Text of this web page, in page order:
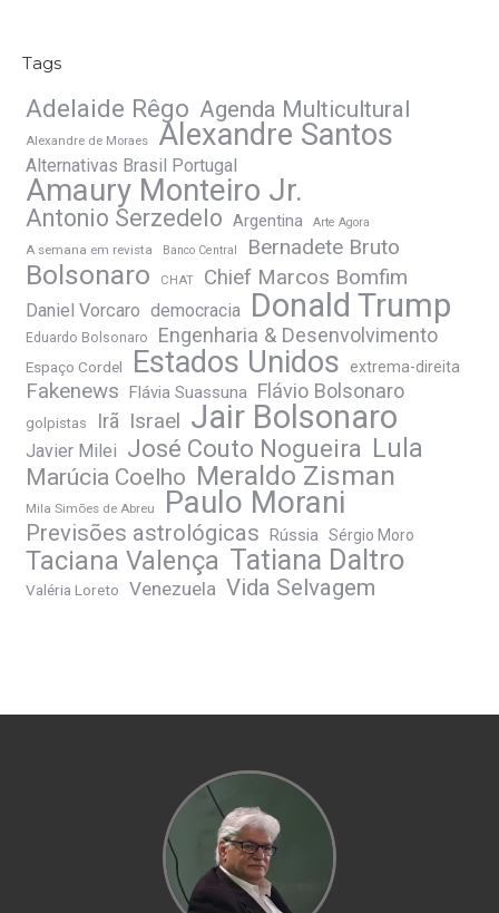
Tags
Adelaide Rêgo Agenda Multicultural
Alexandre de Moraes Alexandre Santos
Alternativas Brasil Portugal
Amaury Monteiro Jr.
Antonio Serzedelo Argentina Arte Agora
A semana em revista Banco Central Bernadete Bruto
Bolsonaro CHAT Chief Marcos Bomfim
Daniel Vorcaro democracia Donald Trump
Eduardo Bolsonaro Engenharia & Desenvolvimento
Espaço Cordel Estados Unidos extrema-direita
Fakenews Flávia Suassuna Flávio Bolsonaro
golpistas Irã Israel Jair Bolsonaro
Javier Milei José Couto Nogueira Lula
Marúcia Coelho Meraldo Zisman
Mila Simões de Abreu Paulo Morani
Previsões astrológicas Rússia Sérgio Moro
Taciana Valença Tatiana Daltro
Valéria Loreto Venezuela Vida Selvagem